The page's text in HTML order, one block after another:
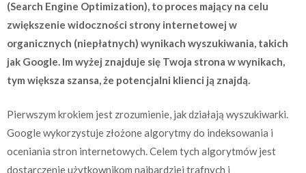
(Search Engine Optimization), to proces mający na celu
zwiększenie widoczności strony internetowej w
organicznych (niepłatnych) wynikach wyszukiwania, takich
jak Google. Im wyżej znajduje się Twoja strona w wynikach,
tym większa szansa, że potencjalni klienci ją znajdą.
Pierwszym krokiem jest zrozumienie, jak działają wyszukiwarki.
Google wykorzystuje złożone algorytmy do indeksowania i
oceniania stron internetowych. Celem tych algorytmów jest
dostarczenie użytkownikom najbardziej trafnych i